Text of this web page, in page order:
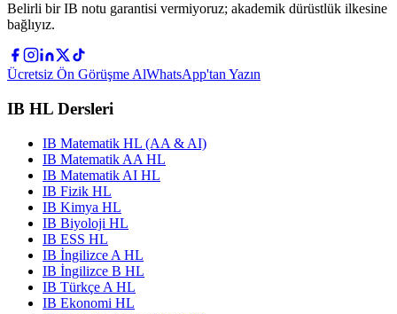
Belirli bir IB notu garantisi vermiyoruz; akademik dürüstlük ilkesine
bağlıyız.
Ücretsiz Ön Görüşme AlWhatsApp'tan Yazın
IB HL Dersleri
IB Matematik HL (AA & AI)
IB Matematik AA HL
IB Matematik AI HL
IB Fizik HL
IB Kimya HL
IB Biyoloji HL
IB ESS HL
IB İngilizce A HL
IB İngilizce B HL
IB Türkçe A HL
IB Ekonomi HL